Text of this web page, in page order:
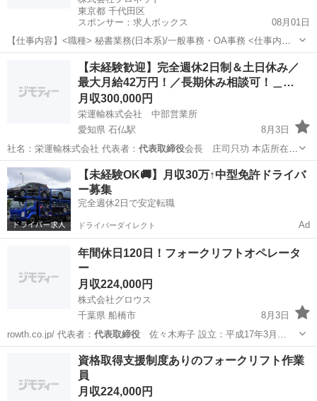
東京都 千代田区
スポンサー：求人ボックス
08月01日
【仕事内容】<職種> 秘書業務(日本系)/一般事務・OA事務 <仕事内容>
<正社員>代表取締役のアシスタント(秘書) 内幸町・新橋 ・クライアン
ト関連のサポート業務(電話・メール対応)・セミナー開催に伴う業務
(セミナーの日程調整...
【未経験歓迎】完全週休2日制＆土日休み／
最大月給42万円！／長期休み相談可！＿…
月収300,000円
栄運輸株式会社 中部営業所
愛知県 石仏駅
8月3日
社名：栄運輸株式会社 代表者： 代表取締役会長 庄司只功 本店所在
地：〒75…
愛知 一宮市 石仏駅 ドライバー
【未経験OK🚚】月収30万↑中型免許ドライバ
ー募集
完全週休2日で安定転職
ドライバーダイレクト Ad
年間休日120日！フォークリフトオペレータ
ー
月収224,000円
株式会社グロウス
千葉県 船橋市
8月3日
rowth.co.jp/ 代表者： 代表取締役佐々木寿子 設立：平成17年3月…
船橋市 ドライバー フォークリフト
資格取得支援制度ありのフォークリフト作業
員
月収224,000円